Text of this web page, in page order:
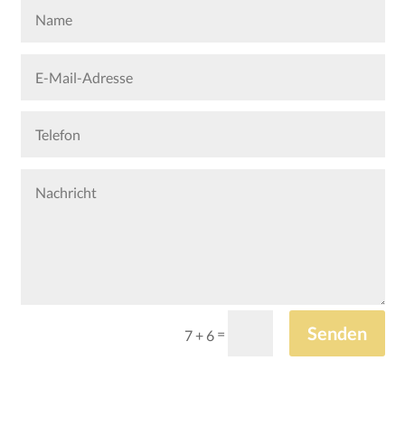
7 + 6= Senden